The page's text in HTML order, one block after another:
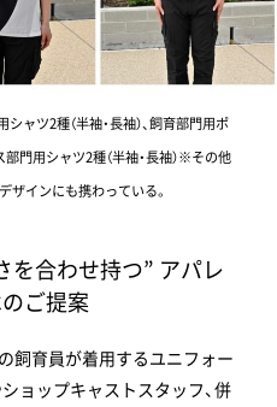
ャツ2種（半袖・長袖）、飼育部門用ポ
部門用シャツ2種（半袖・長袖）※その他
ザインにも携わっている。
を合わせ持つ” アパレ
ご提案
飼育員が着用するユニフォー
ョップキャストスタッフ、併